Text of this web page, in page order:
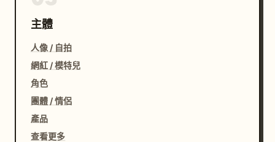
主體
人像 / 自拍
網紅 / 模特兒
角色
團體 / 情侶
產品
查看更多